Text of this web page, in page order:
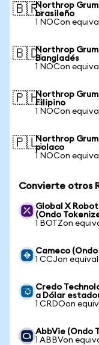
🇧🇷Northrop
brasileño
1 NOCon
🇧🇩Northrop
Bangladés
1 NOCon
🇵🇭Northrop
Filipino
1 NOCon
🇵🇱Northrop
polaco
1 NOCon
Convierte otros
Global X
(Ondo
1 BOTZon
Cameco
1 CCJon
Credo
a Dólar
1 CRDOon
AbbVie (Ondo
1 ABBVon